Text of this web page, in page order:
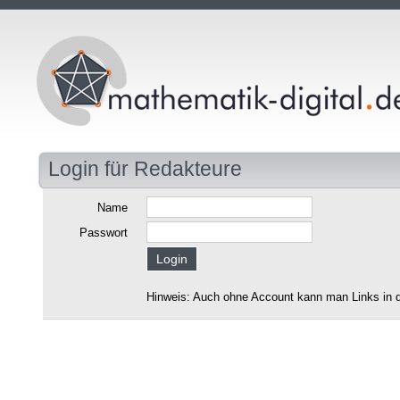
Login für Redakteure
Name
Passwort
Hinweis: Auch ohne Account kann man Links in